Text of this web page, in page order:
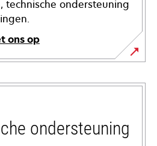
technische ondersteuning
ons op
ondersteuning